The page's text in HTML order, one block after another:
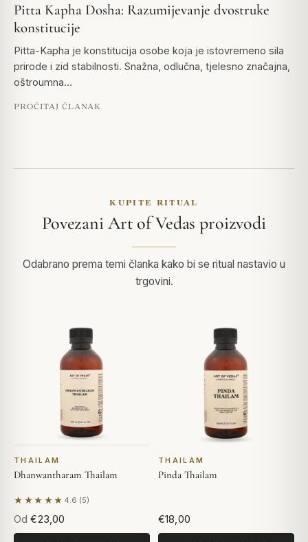
Pitta Kapha Dosha: Razumijevanje dvostruke
konstitucije
Pitta-Kapha je konstitucija osobe koja je istovremeno sila
prirode i zid stabilnosti. Snažna, odlučna, tjelesno značajna,
oštroumna…
PROČITAJ ČLANAK
KUPITE RITUAL
Povezani Art of Vedas proizvodi
Odabrano prema temi članka kako bi se ritual nastavio u
trgovini.
THAILAM
Dhanwantharam Thailam
★★★★★ 4.6 (5)
Na temelju 5 recenzija
Od €23,00
THAILAM
Pinda Thailam
€18,00